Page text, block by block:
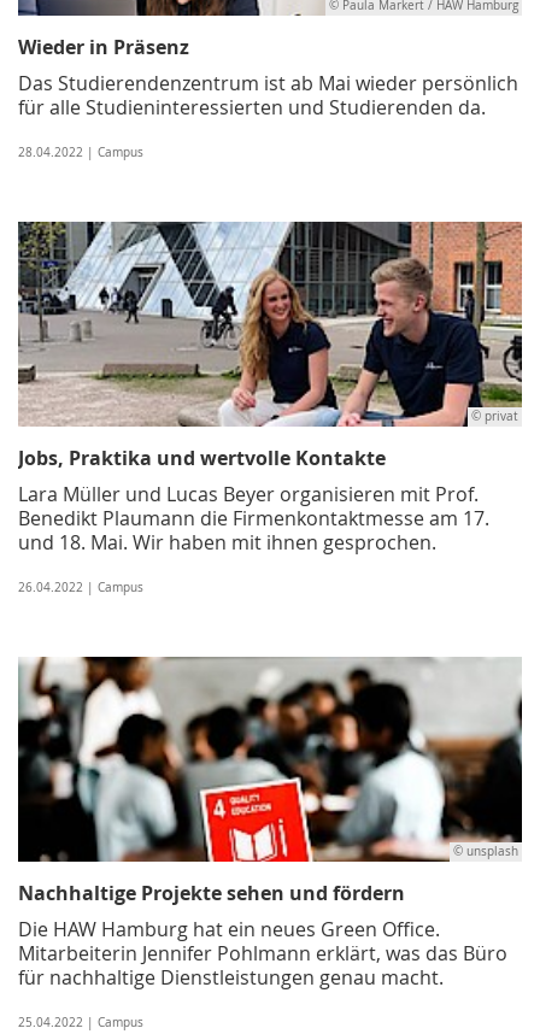
© Paula Markert / HAW Hamburg
Wieder in Präsenz
Das Studierendenzentrum ist ab Mai wieder persönlich
für alle Studieninteressierten und Studierenden da.
28.04.2022 | Campus
© privat
Jobs, Praktika und wertvolle Kontakte
Lara Müller und Lucas Beyer organisieren mit Prof.
Benedikt Plaumann die Firmenkontaktmesse am 17.
und 18. Mai. Wir haben mit ihnen gesprochen.
26.04.2022 | Campus
© unsplash
Nachhaltige Projekte sehen und fördern
Die HAW Hamburg hat ein neues Green Office.
Mitarbeiterin Jennifer Pohlmann erklärt, was das Büro
für nachhaltige Dienstleistungen genau macht.
25.04.2022 | Campus